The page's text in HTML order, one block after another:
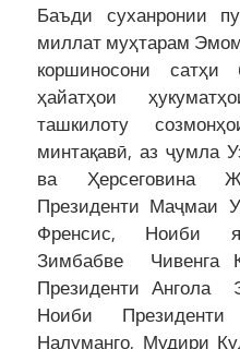
Баъди суханронии
миллат муҳтарам
коршиносони сатҳи
ҳайатҳои
ташкилоту
минтақавӣ, аз ҷумла
ва Ҳерсеговина
Президенти
Френсис, Ноиби
Зимбабве Чивенга
Президенти Ангола
Ноиби
Налуманго, Мудири